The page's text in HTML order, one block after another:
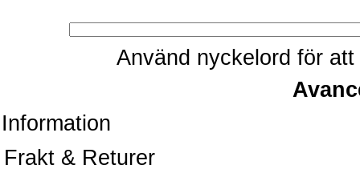
Använd nyckelord för
Information
Frakt & Returer